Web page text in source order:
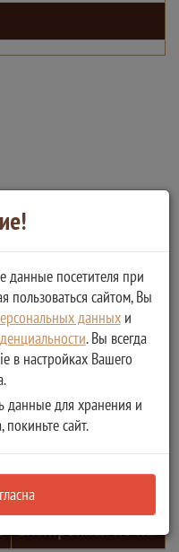
Электронная почта
данные посетителя при
сайтом, Вы
данныхи
. Вы всегда
в настройках Вашего
данные для хранения и
сайт.